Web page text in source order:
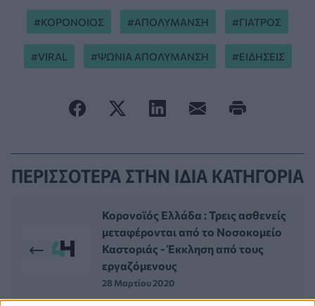
ΚΟΡΟΝΟΙΟΣ ΑΠΟΛΥΜΑΝΣΗ ΓΙΑΤΡΟΣ
VIRAL ΨΩΝΙΑ ΑΠΟΛΥΜΑΝΣΗ ΕΙΔΗΣΕΙΣ
ΠΕΡΙΣΣΟΤΕΡΑ ΣΤΗΝ ΙΔΙΑ ΚΑΤΗΓΟΡΙΑ
Κορονοϊός Ελλάδα : Τρεις ασθενείς
μεταφέρονται από το Νοσοκομείο
Καστοριάς - Έκκληση από τους
εργαζόμενους
28 Μαρτίου 2020